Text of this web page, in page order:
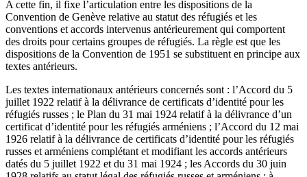
A cette fin, il fixe l’articulation entre les dispositions de la
Convention de Genève relative au statut des réfugiés et les
conventions et accords intervenus antérieurement qui comportent
des droits pour certains groupes de réfugiés. La règle est que les
dispositions de la Convention de 1951 se substituent en principe aux
textes antérieurs.
Les textes internationaux antérieurs concernés sont : l’Accord du 5
juillet 1922 relatif à la délivrance de certificats d’identité pour les
réfugiés russes ; le Plan du 31 mai 1924 relatif à la délivrance d’un
certificat d’identité pour les réfugiés arméniens ; l’Accord du 12 mai
1926 relatif à la délivrance de certificats d’identité pour les réfugiés
russes et arméniens complétant et modifiant les accords antérieurs
datés du 5 juillet 1922 et du 31 mai 1924 ; les Accords du 30 juin